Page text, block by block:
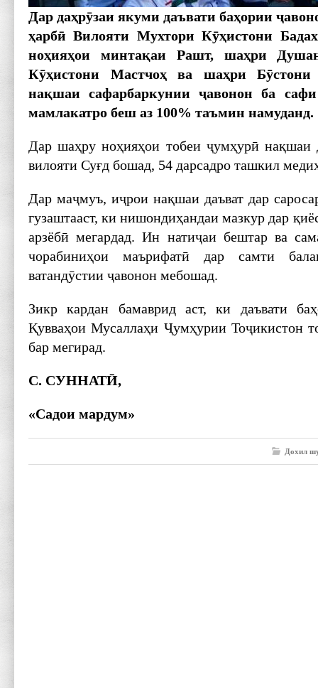
Дар даҳрӯзаи якуми даъвати баҳории
ҳарбӣ Вилояти Мухтори Кӯҳистони
ноҳияҳои минтақаи Рашт, шаҳри
Кӯҳистони Мастчоҳ ва шаҳри
нақшаи сафарбаркунии ҷавонон ба
мамлакатро беш аз 100% таъмин намуданд.
Дар шаҳру ноҳияҳои тобеи ҷумҳурӣ нақшаи
вилояти Суғд бошад, 54 дарсадро ташкил
Дар маҷмуъ, иҷрои нақшаи даъват дар
гузаштааст, ки нишондиҳандаи мазкур дар
арзёбӣ мегардад. Ин натиҷаи бештар ва
чорабиниҳои маърифатӣ дар самти
ватандӯстии ҷавонон мебошад.
Зикр кардан бамаврид аст, ки даъвати
Қувваҳои Мусаллаҳи Ҷумҳурии Тоҷикистон
бар мегирад.
С. СУННАТӢ,
«Садои мардум»
Дохил